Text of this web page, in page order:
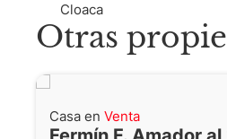
Cloaca
Otras
Casa en Venta